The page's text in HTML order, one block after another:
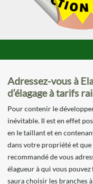
Adressez-vous à
d’élagage à tarifs
Pour contenir le
inévitable. Il est en effet
en le taillant et en
dans votre propriété et que
recommandé de vous
élagueur à qui vous
saura choisir les branches